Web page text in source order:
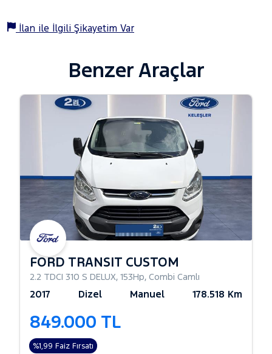
İlan ile İlgili Şikayetim Var
Benzer Araçlar
FORD TRANSIT CUSTOM
2.2 TDCI 310 S DELUX, 153Hp, Combi Camlı
2017 Dizel Manuel 178.518 Km
849.000 TL
%1,99 Faiz Fırsatı